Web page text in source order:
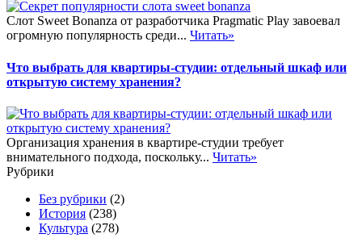
Слот Sweet Bonanza от разработчика Pragmatic Play завоевал
огромную популярность среди... Читать»
Что выбрать для квартиры-студии: отдельный шкаф или
открытую систему хранения?
Организация хранения в квартире-студии требует
внимательного подхода, поскольку... Читать»
Рубрики
Без рубрики (2)
История (238)
Культура (278)